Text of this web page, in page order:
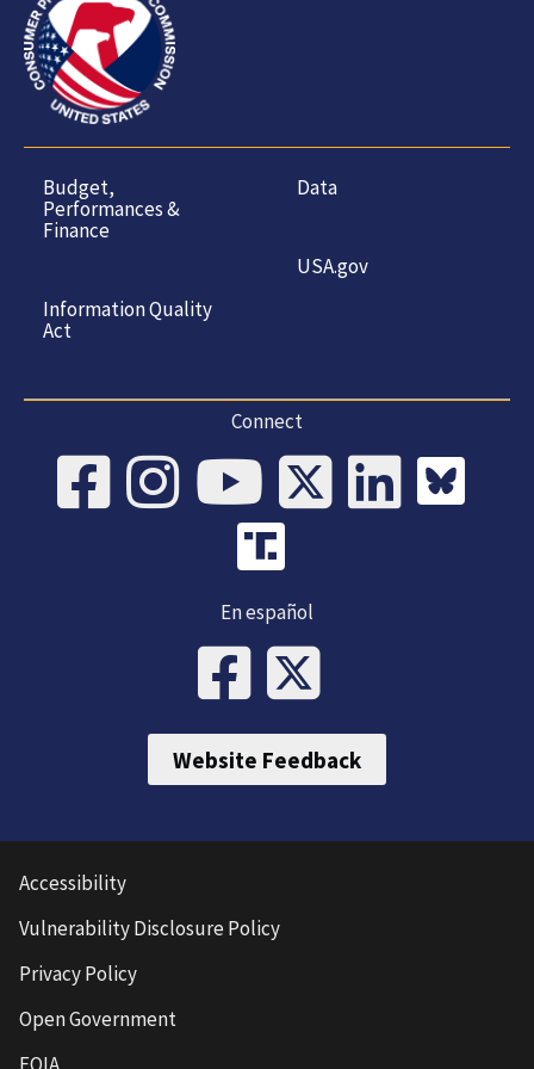
Budget,
Performances &
Finance
Information Quality
Act
Data
USA.gov
Connect
En español
Website Feedback
Accessibility
Vulnerability Disclosure Policy
Privacy Policy
Open Government
FOIA